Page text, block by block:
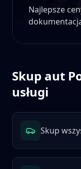
Najlepsze
Skup aut
usługi
Skup